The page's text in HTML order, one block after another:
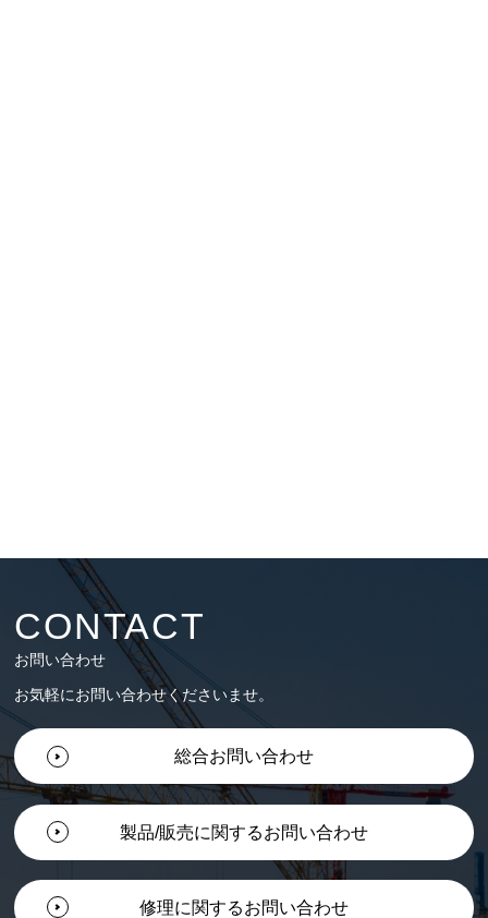
CONTACT
お問い合わせ
お気軽にお問い合わせくださいませ。
総合お問い合わせ
製品/販売に関するお問い合わせ
修理に関するお問い合わせ